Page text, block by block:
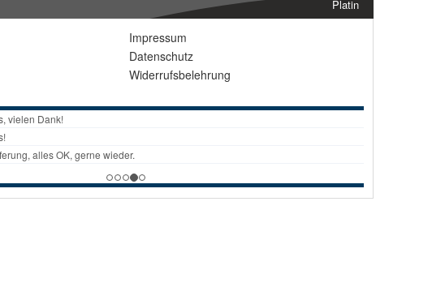
Platin
Impressum
Datenschutz
Widerrufsbelehrung